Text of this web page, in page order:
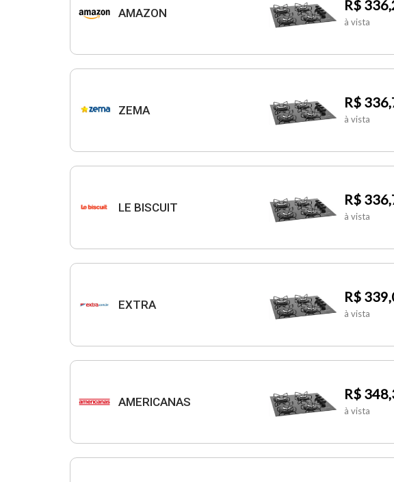
AMAZON R$
à vista
ZEMA R$
à vista
LE BISCUIT R$
à vista
EXTRA R$
à vista
AMERICANAS R$
à vista